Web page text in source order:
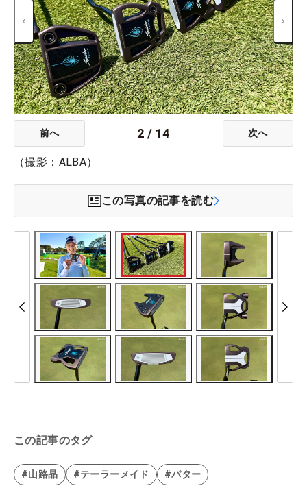
前へ 2 / 14 次へ
（撮影：ALBA）
この写真の記事を読む
この記事のタグ
#山路晶 #テーラーメイド #パター